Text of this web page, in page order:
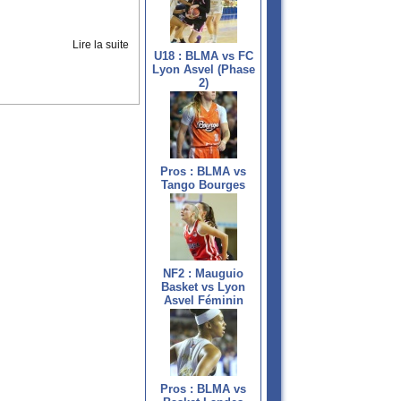
Lire la suite
U18 : BLMA vs FC
Lyon Asvel (Phase
2)
Pros : BLMA vs
Tango Bourges
NF2 : Mauguio
Basket vs Lyon
Asvel Féminin
Pros : BLMA vs